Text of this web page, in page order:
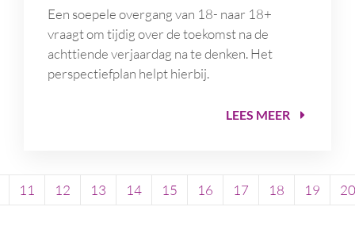
Een soepele overgang van 18- naar 18+
vraagt om tijdig over de toekomst na de
achttiende verjaardag na te denken. Het
perspectiefplan helpt hierbij.
LEES MEER
11 12 13 14 15 16 17 18 19 20